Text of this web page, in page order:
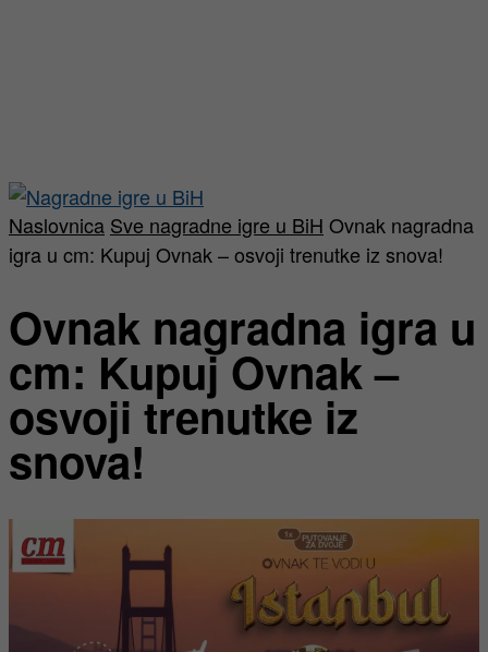
Naslovnica Sve nagradne igre u BiH Ovnak nagradna
igra u cm: Kupuj Ovnak – osvoji trenutke iz snova!
Ovnak nagradna igra u
cm: Kupuj Ovnak –
osvoji trenutke iz
snova!